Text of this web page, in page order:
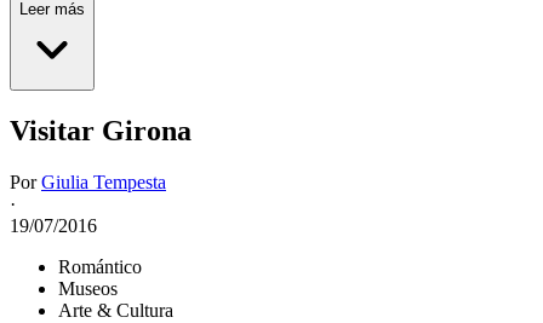
Leer más
Visitar Girona
PorGiulia Tempesta
·
19/07/2016
Romántico
Museos
Arte & Cultura